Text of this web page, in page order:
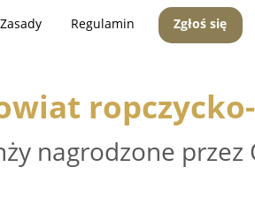
Zasady Regulamin Zgłoś się
nagrodzone przez